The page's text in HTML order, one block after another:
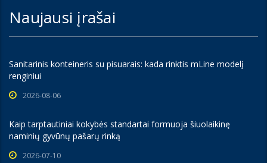
Naujausi įrašai
Sanitarinis konteineris su pisuarais: kada rinktis mLine modelį
renginiui
2026-08-06
Kaip tarptautiniai kokybės standartai formuoja šiuolaikinę
naminių gyvūnų pašarų rinką
2026-07-10